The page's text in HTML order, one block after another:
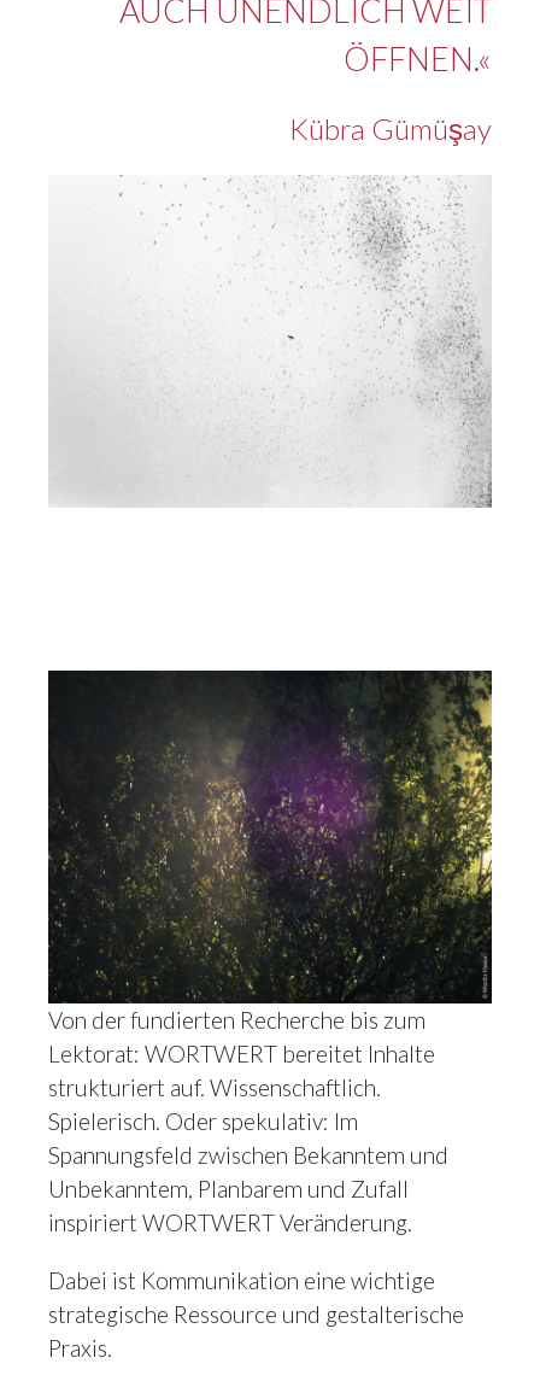
AUCH UNENDLICH WEIT
ÖFFNEN.«
Kübra Gümüşay
Von der fundierten Recherche bis zum
Lektorat: WORTWERT bereitet Inhalte
strukturiert auf. Wissenschaftlich.
Spielerisch. Oder spekulativ: Im
Spannungsfeld zwischen Bekanntem und
Unbekanntem, Planbarem und Zufall
inspiriert WORTWERT Veränderung.
Dabei ist Kommunikation eine wichtige
strategische Ressource und gestalterische
Praxis.